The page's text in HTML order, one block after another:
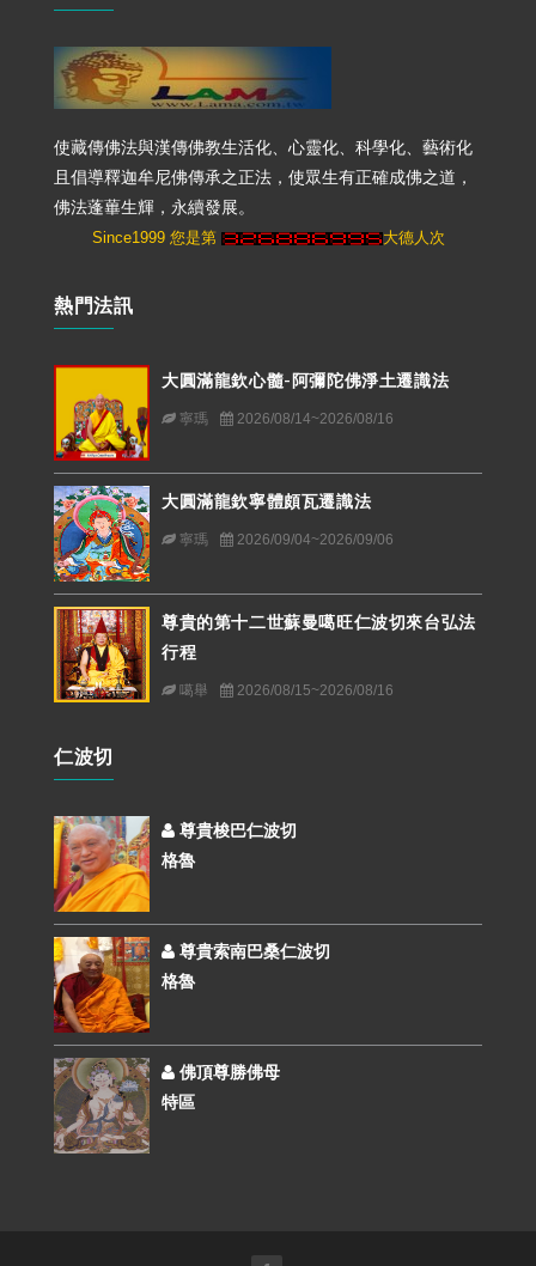
使藏傳佛法與漢傳佛教生活化、心靈化、科學化、藝術化
且倡導釋迦牟尼佛傳承之正法，使眾生有正確成佛之道，
佛法蓬蓽生輝，永續發展。
Since1999 您是第 大德人次
熱門法訊
大圓滿龍欽心髓-阿彌陀佛淨土遷識法
寧瑪 2026/08/14~2026/08/16
大圓滿龍欽寧體頗瓦遷識法
寧瑪 2026/09/04~2026/09/06
尊貴的第十二世蘇曼噶旺仁波切來台弘法
行程
噶舉 2026/08/15~2026/08/16
仁波切
尊貴梭巴仁波切
格魯
尊貴索南巴桑仁波切
格魯
佛頂尊勝佛母
特區